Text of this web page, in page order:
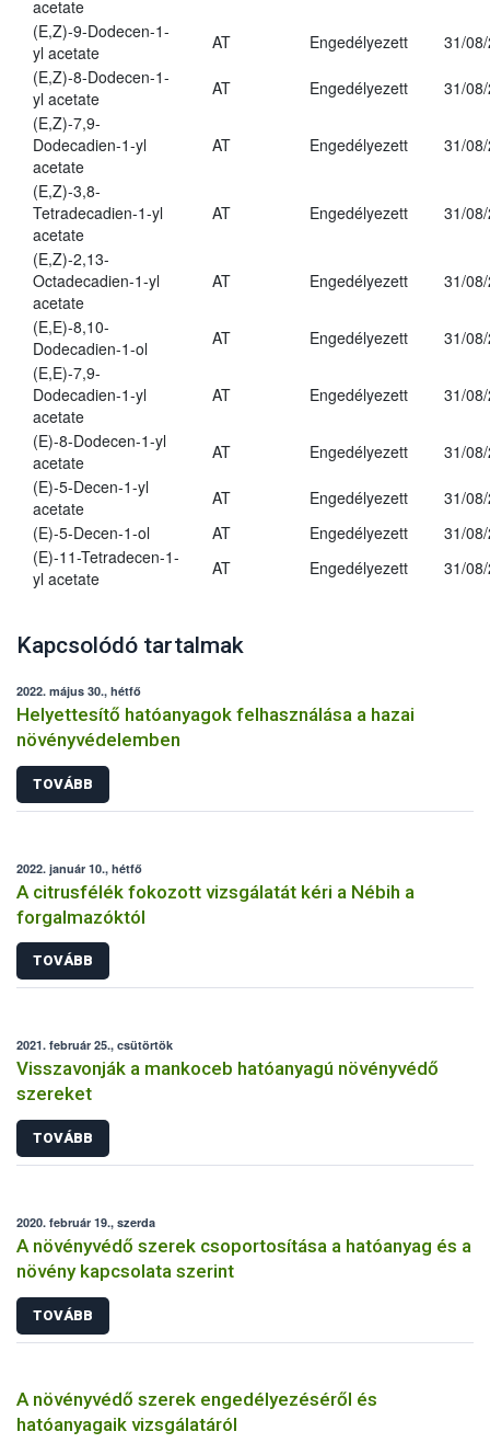
acetate
(E,Z)-9-Dodecen-1-
yl acetate
AT Engedélyezett
31/
(E,Z)-8-Dodecen-1-
yl acetate
AT Engedélyezett
31/
(E,Z)-7,9-
Dodecadien-1-yl
acetate
AT Engedélyezett 31/
(E,Z)-3,8-
Tetradecadien-1-yl
acetate
AT Engedélyezett 31/
(E,Z)-2,13-
Octadecadien-1-yl
acetate
AT Engedélyezett 31/
(E,E)-8,10-
Dodecadien-1-ol
AT Engedélyezett
31/
(E,E)-7,9-
Dodecadien-1-yl
acetate
AT Engedélyezett 31/
(E)-8-Dodecen-1-yl
acetate
AT Engedélyezett
31/
(E)-5-Decen-1-yl
acetate
AT Engedélyezett
31/
(E)-5-Decen-1-ol
AT Engedélyezett
31/
(E)-11-Tetradecen-1-
yl acetate
AT Engedélyezett 31/
Kapcsolódó tartalmak
2022. május 30., hétfő
Helyettesítő hatóanyagok felhasználása a hazai
növényvédelemben
TOVÁBB
2022. január 10., hétfő
A citrusfélék fokozott vizsgálatát kéri a Nébih a
forgalmazóktól
TOVÁBB
2021. február 25., csütörtök
Visszavonják a mankoceb hatóanyagú növényvédő
szereket
TOVÁBB
2020. február 19., szerda
A növényvédő szerek csoportosítása a hatóanyag és a
növény kapcsolata szerint
TOVÁBB
A növényvédő szerek engedélyezéséről és
hatóanyagaik vizsgálatáról